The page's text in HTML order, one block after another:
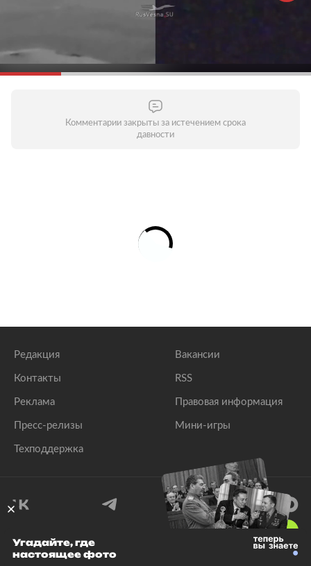
Комментарии закрыты за истечением срока
давности
Редакция
Контакты
Реклама
Пресс-релизы
Техподдержка
Вакансии
RSS
Правовая информация
Мини-игры
© 1999–2026 Все права защищены.
Угадайте, где
настоящее фото